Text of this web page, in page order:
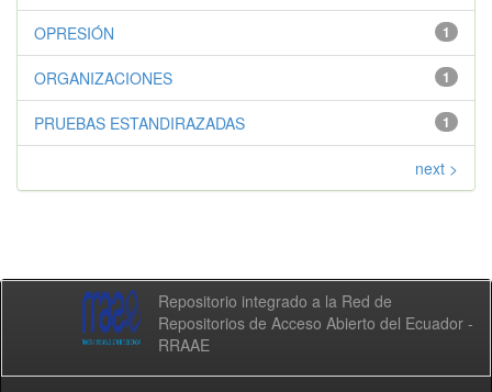
1
OPRESIÓN
1
ORGANIZACIONES
1
PRUEBAS ESTANDIRAZADAS
next >
Repositorio integrado a la Red de
Repositorios de Acceso Abierto del Ecuador -
RRAAE